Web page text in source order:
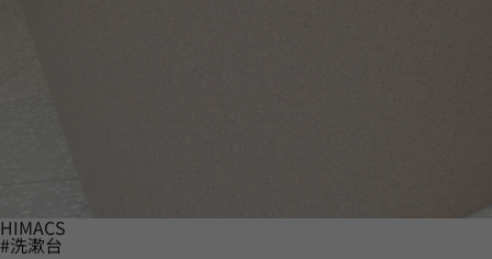
HIMACS
#洗漱台